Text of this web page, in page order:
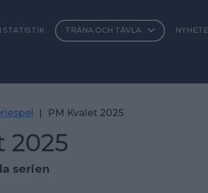
STATISTIK TRÄNA OCH TÄVLA
| PM Kvalet 2025
2025
Nationella